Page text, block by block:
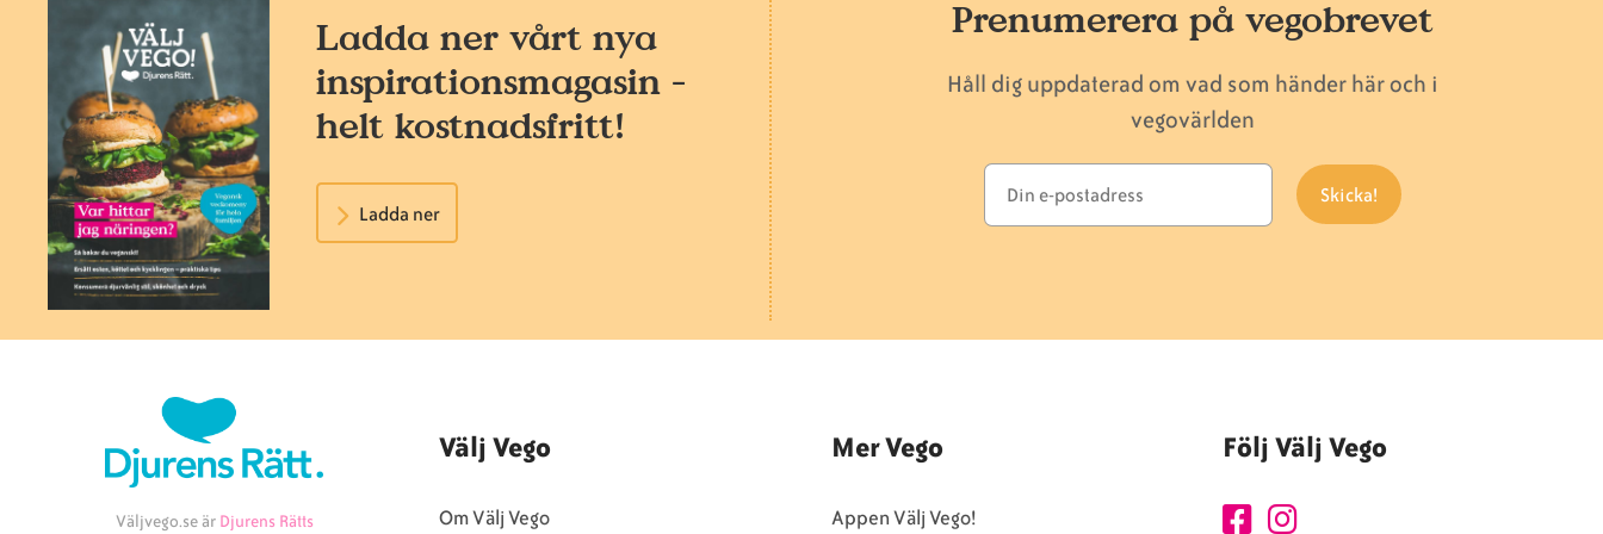
Ladda ner vårt nya
inspirationsmagasin -
helt kostnadsfritt!
Ladda ner
Prenumerera på vegobrevet
Håll dig uppdaterad om vad som händer här och i
vegovärlden
Väljvego.se är Djurens Rätts
Välj Vego
Om Välj Vego
Mer Vego
Appen Välj Vego!
Följ Välj Vego